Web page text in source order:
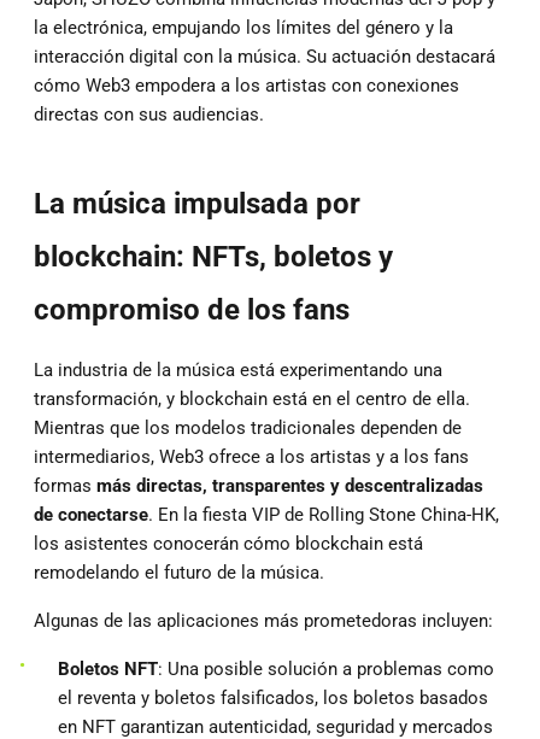
la electrónica, empujando los límites del género y la
interacción digital con la música. Su actuación destacará
cómo Web3 empodera a los artistas con conexiones
directas con sus audiencias.
La música impulsada por
blockchain: NFTs, boletos y
compromiso de los fans
La industria de la música está experimentando una
transformación, y blockchain está en el centro de ella.
Mientras que los modelos tradicionales dependen de
intermediarios, Web3 ofrece a los artistas y a los fans
formas más directas, transparentes y descentralizadas
de conectarse. En la fiesta VIP de Rolling Stone China-HK,
los asistentes conocerán cómo blockchain está
remodelando el futuro de la música.
Algunas de las aplicaciones más prometedoras incluyen:
Boletos NFT: Una posible solución a problemas como
el reventa y boletos falsificados, los boletos basados
en NFT garantizan autenticidad, seguridad y mercados